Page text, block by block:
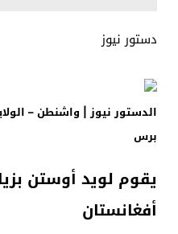
دستور نيوز
الدستور نيوز | واشنطن –
برس
يقوم لويد أوستن
أفغانستان